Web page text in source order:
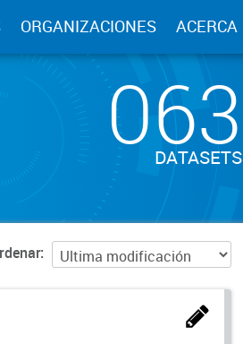
ORGANIZACIONES ACERCA
063
DATASETS